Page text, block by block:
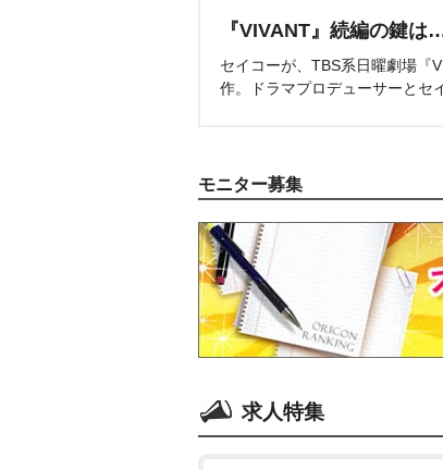
『VIVANT』続編の鍵
セイコーが、TBS系日曜劇場『
作。ドラマプロデューサーとセ
モニター募集
求人特集